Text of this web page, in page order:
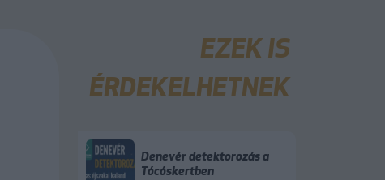
EZEK IS
ÉRDEKELHETNEK
Denevér detektorozás a
Tócóskertben